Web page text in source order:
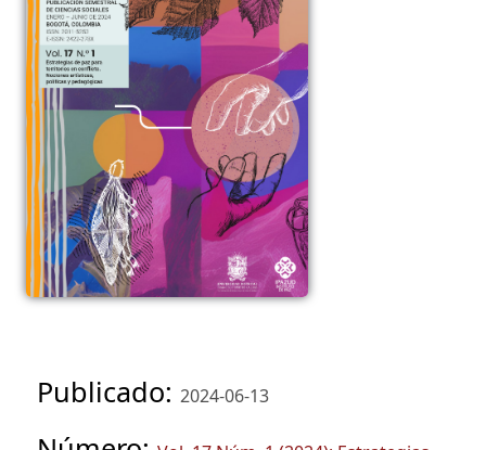
Publicado: 2024-06-13